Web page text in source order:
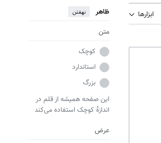
ابزارها ظاهر نهفتن
متن
کوچک
استاندارد
بزرگ
این صفحه همیشه از قلم در
اندازهٔ کوچک استفاده می‌کند
عرض